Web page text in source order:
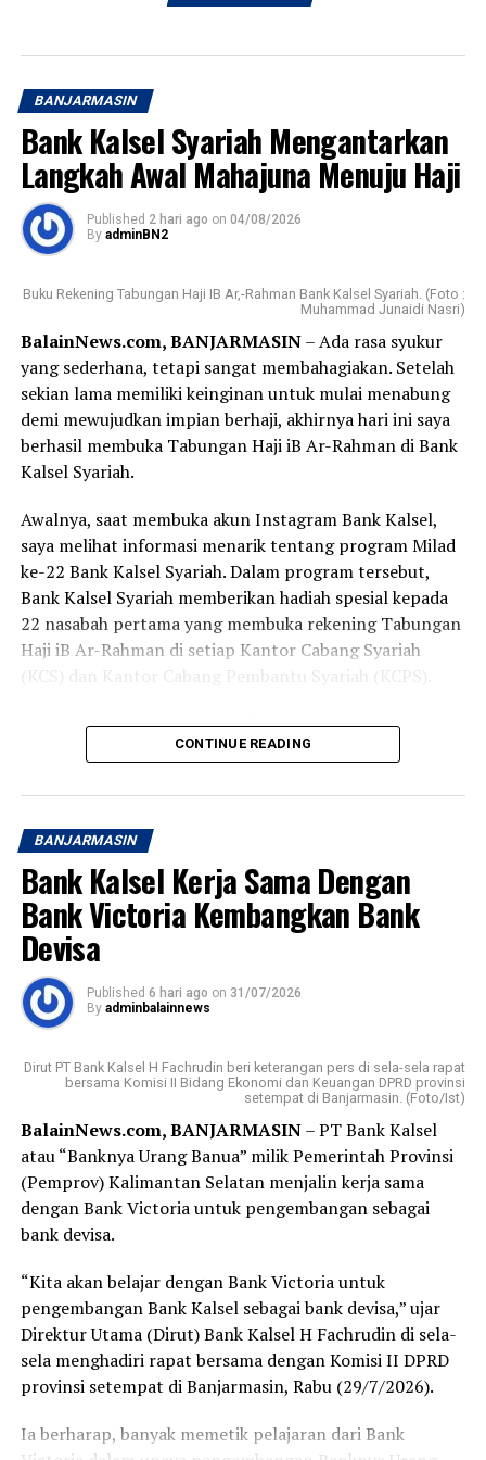
BANJARMASIN
Bank Kalsel Syariah Mengantarkan
Langkah Awal Mahajuna Menuju Haji
Published 2 hari ago on 04/08/2026
By adminBN2
Buku Rekening Tabungan Haji IB Ar,-Rahman Bank Kalsel Syariah. (Foto :
Muhammad Junaidi Nasri)
BalainNews.com, BANJARMASIN– Ada rasa syukur
yang sederhana, tetapi sangat membahagiakan. Setelah
sekian lama memiliki keinginan untuk mulai menabung
demi mewujudkan impian berhaji, akhirnya hari ini saya
berhasil membuka Tabungan Haji iB Ar-Rahman di Bank
Kalsel Syariah.
Awalnya, saat membuka akun Instagram Bank Kalsel,
saya melihat informasi menarik tentang program Milad
ke-22 Bank Kalsel Syariah. Dalam program tersebut,
Bank Kalsel Syariah memberikan hadiah spesial kepada
22 nasabah pertama yang membuka rekening Tabungan
Haji iB Ar-Rahman di setiap Kantor Cabang Syariah
(KCS) dan Kantor Cabang Pembantu Syariah (KCPS).
Cukup dengan setoran awal di atas Rp220.000, nasabah
berkesempatan memperoleh voucher belanja senilai
Agustus 2026 di 13 Kantor Cabang Syariah dan Kantor
Cabang Pembantu Syariah Bank Kalsel Syariah yang
tersebar di Kalimantan Selatan.
Karena tanggal 1 dan 2 Agustus bertepatan dengan hari
Sabtu dan Minggu, saya baru bisa datang pada Senin
pagi ke Kantor Cabang Syariah Bank Kalsel Syariah di
Jalan S. Parman, Banjarmasin.
Sesampainya di sana, saya disambut dengan ramah oleh
nomor antrean. Yang membuat saya terkesan, bahkan
sebelum formulir selesai saya isi, nomor antrean saya
sudah dipanggil. Proses pembukaan rekening
berlangsung cepat, tertib, dan pelayanan yang diberikan
terasa ramah serta membantu.
Bagi sebagian orang, membuka rekening mungkin
langkah awal yang penuh makna. Tabungan Haji bukan
sekadar buku tabungan, melainkan ikhtiar kecil untuk
mendekatkan diri pada impian besar, yaitu memenuhi
panggilan Allah SWT ke Tanah Suci.
yang baik serta program yang mendorong masyarakat
CONTINUE READING
BANJARMASIN
Bank Kalsel Kerja Sama Dengan
Bank Victoria Kembangkan Bank
Devisa
Published 6 hari ago on 31/07/2026
By adminbalainnews
Dirut PT Bank Kalsel H Fachrudin beri keterangan pers di sela-sela rapat
bersama Komisi II Bidang Ekonomi dan Keuangan DPRD provinsi
setempat di Banjarmasin. (Foto/Ist)
BalainNews.com, BANJARMASIN– PT Bank Kalsel
atau “Banknya Urang Banua” milik Pemerintah Provinsi
(Pemprov) Kalimantan Selatan menjalin kerja sama
dengan Bank Victoria untuk pengembangan sebagai
bank devisa.
“Kita akan belajar dengan Bank Victoria untuk
pengembangan Bank Kalsel sebagai bank devisa,” ujar
Direktur Utama (Dirut) Bank Kalsel H Fachrudin di sela-
sela menghadiri rapat bersama dengan Komisi II DPRD
provinsi setempat di Banjarmasin, Rabu (29/7/2026).
Ia berharap, banyak memetik pelajaran dari Bank